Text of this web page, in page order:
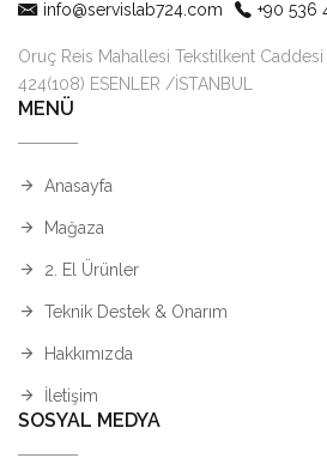
info@servislab724.com +90 536
Oruç Reis Mahallesi Tekstilkent Caddesi
424(108) ESENLER /İSTANBUL
MENÜ
Anasayfa
Mağaza
2. El Ürünler
Teknik Destek & Onarım
Hakkımızda
İletişim
SOSYAL MEDYA